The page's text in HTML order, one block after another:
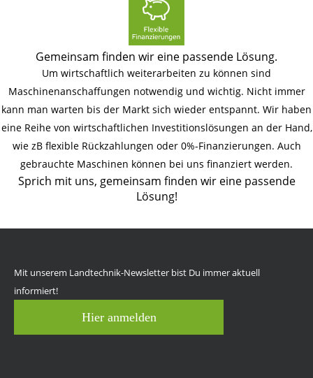
Gemeinsam finden wir eine passende Lösung.
Um wirtschaftlich weiterarbeiten zu können sind
Maschinenanschaffungen notwendig und wichtig. Nicht immer
kann man warten bis der Markt sich wieder entspannt. Wir haben
eine Reihe von wirtschaftlichen Investitionslösungen an der Hand,
wie zB flexible Rückzahlungen oder 0%-Finanzierungen. Auch
gebrauchte Maschinen können bei uns finanziert werden.
Sprich mit uns, gemeinsam finden wir eine passende
Lösung!
Mit unserem Landtechnik-Newsletter bist Du immer aktuell
informiert!
Hier anmelden